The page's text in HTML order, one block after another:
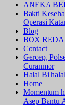
ANEKA
Bakti
Operasi
Blog
BOX
Contact
Gercep,
Curanmor
Halal Bi
Home
Momentum
Asep Bantu